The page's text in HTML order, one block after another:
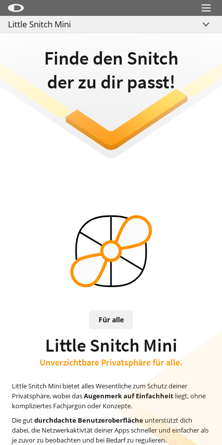
Little Snitch
Micro Snitch
LaunchBar
Internet Access Policy Viewer
Mehr Produkte
Little Snitch Mini
Vergleiche
Download
Menu
Finde den Snitch
der zu dir passt!
Für alle
Little Snitch Mini
Unverzichtbare Privatsphäre für alle.
Little Snitch Mini bietet alles Wesentliche zum Schutz deiner
Privatsphäre, wobei dasAugenmerk auf Einfachheit liegt, ohne
kompliziertes Fachjargon oder Konzepte.
Die gutdurchdachte Benutzeroberfläche unterstützt dich
dabei, die Netzwerkaktivtät deiner Apps schneller und einfacher als
je zuvor zu beobachten und bei Bedarf zu regulieren.